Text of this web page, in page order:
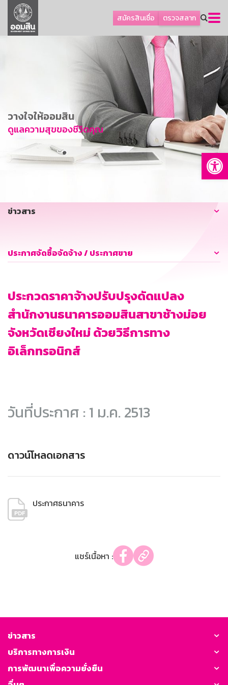
สมัครสินเชื่อ ตรวจสลาก
ลูกค้าธุรกิจ
ลูกค้าผู้ประกอบรายย่อย
การพัฒนาที่ยั่งยืน
ข่าวสาร
บริการทางการเงิน
อื่นๆ
วางใจให้ออมสิน
ดูแลความสุขของชีวิตคุณ
ข่าวสาร
ประกาศจัดซื้อจัดจ้าง / ประกาศขาย
ประกวดราคาจ้างปรับปรุงดัดแปลง
สำนักงานธนาคารออมสินสาขาช้างม่อย
จังหวัดเชียงใหม่ ด้วยวิธีการทาง
อิเล็กทรอนิกส์
วันที่ประกาศ : 1 ม.ค. 2513
ดาวน์โหลดเอกสาร
ประกาศธนาคาร
แชร์เนื้อหา :
ข่าวสาร
บริการทางการเงิน
การพัฒนาเพื่อความยั่งยืน